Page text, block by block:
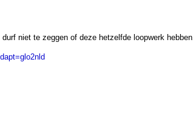
niet te zeggen of deze hetzelfde loopwerk hebben.